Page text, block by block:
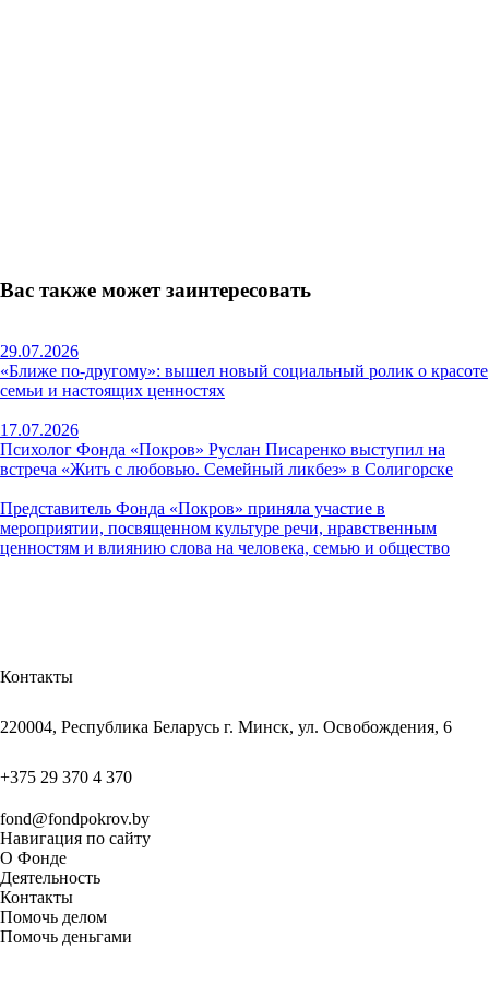
Вас также может заинтересовать
29.07.2026
«Ближе по-другому»: вышел новый социальный ролик о красоте
семьи и настоящих ценностях
17.07.2026
Психолог Фонда «Покров» Руслан Писаренко выступил на
встреча «Жить с любовью. Семейный ликбез» в Солигорске
Представитель Фонда «Покров» приняла участие в
мероприятии, посвященном культуре речи, нравственным
ценностям и влиянию слова на человека, семью и общество
Контакты
220004, Республика Беларусь г. Минск, ул. Освобождения, 6
+375 29 370 4 370
fond@fondpokrov.by
Навигация по сайту
О Фонде
Деятельность
Контакты
Помочь делом
Помочь деньгами